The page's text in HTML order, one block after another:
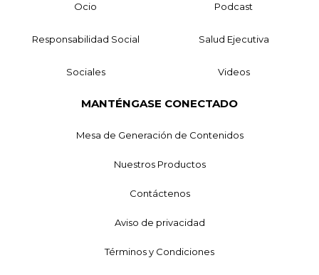
Ocio Podcast
Responsabilidad Social Salud Ejecutiva
Sociales Videos
MANTÉNGASE CONECTADO
Mesa de Generación de Contenidos
Nuestros Productos
Contáctenos
Aviso de privacidad
Términos y Condiciones